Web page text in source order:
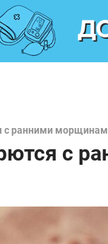
с ранними
с